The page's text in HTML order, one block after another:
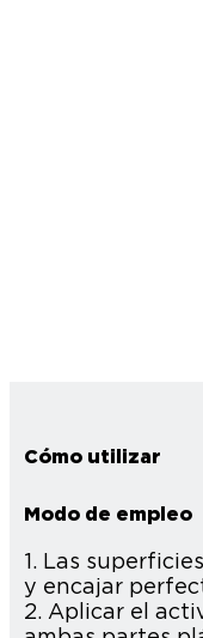
Cómo utilizar
Modo de empleo
1. Las
y encajar
2. Aplicar el